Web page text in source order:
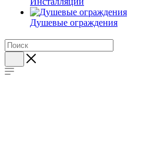
Душевые ограждения